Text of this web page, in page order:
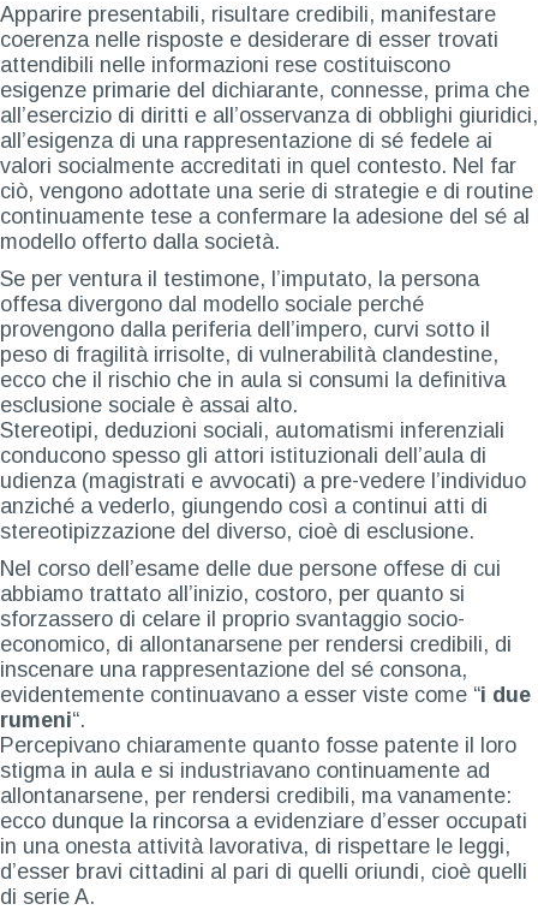
Apparire presentabili, risultare credibili, manifestare
coerenza nelle risposte e desiderare di esser trovati
attendibili nelle informazioni rese costituiscono
esigenze primarie del dichiarante, connesse, prima che
all’esercizio di diritti e all’osservanza di obblighi giuridici,
all’esigenza di una rappresentazione di sé fedele ai
valori socialmente accreditati in quel contesto. Nel far
ciò, vengono adottate una serie di strategie e di routine
continuamente tese a confermare la adesione del sé al
modello offerto dalla società.
Se per ventura il testimone, l’imputato, la persona
offesa divergono dal modello sociale perché
provengono dalla periferia dell’impero, curvi sotto il
peso di fragilità irrisolte, di vulnerabilità clandestine,
ecco che il rischio che in aula si consumi la definitiva
esclusione sociale è assai alto.
Stereotipi, deduzioni sociali, automatismi inferenziali
conducono spesso gli attori istituzionali dell’aula di
udienza (magistrati e avvocati) a pre-vedere l’individuo
anziché a vederlo, giungendo così a continui atti di
stereotipizzazione del diverso, cioè di esclusione.
Nel corso dell’esame delle due persone offese di cui
abbiamo trattato all’inizio, costoro, per quanto si
sforzassero di celare il proprio svantaggio socio-
economico, di allontanarsene per rendersi credibili, di
inscenare una rappresentazione del sé consona,
evidentemente continuavano a esser viste come “i due
rumeni“.
Percepivano chiaramente quanto fosse patente il loro
stigma in aula e si industriavano continuamente ad
allontanarsene, per rendersi credibili, ma vanamente:
ecco dunque la rincorsa a evidenziare d’esser occupati
in una onesta attività lavorativa, di rispettare le leggi,
d’esser bravi cittadini al pari di quelli oriundi, cioè quelli
di serie A.